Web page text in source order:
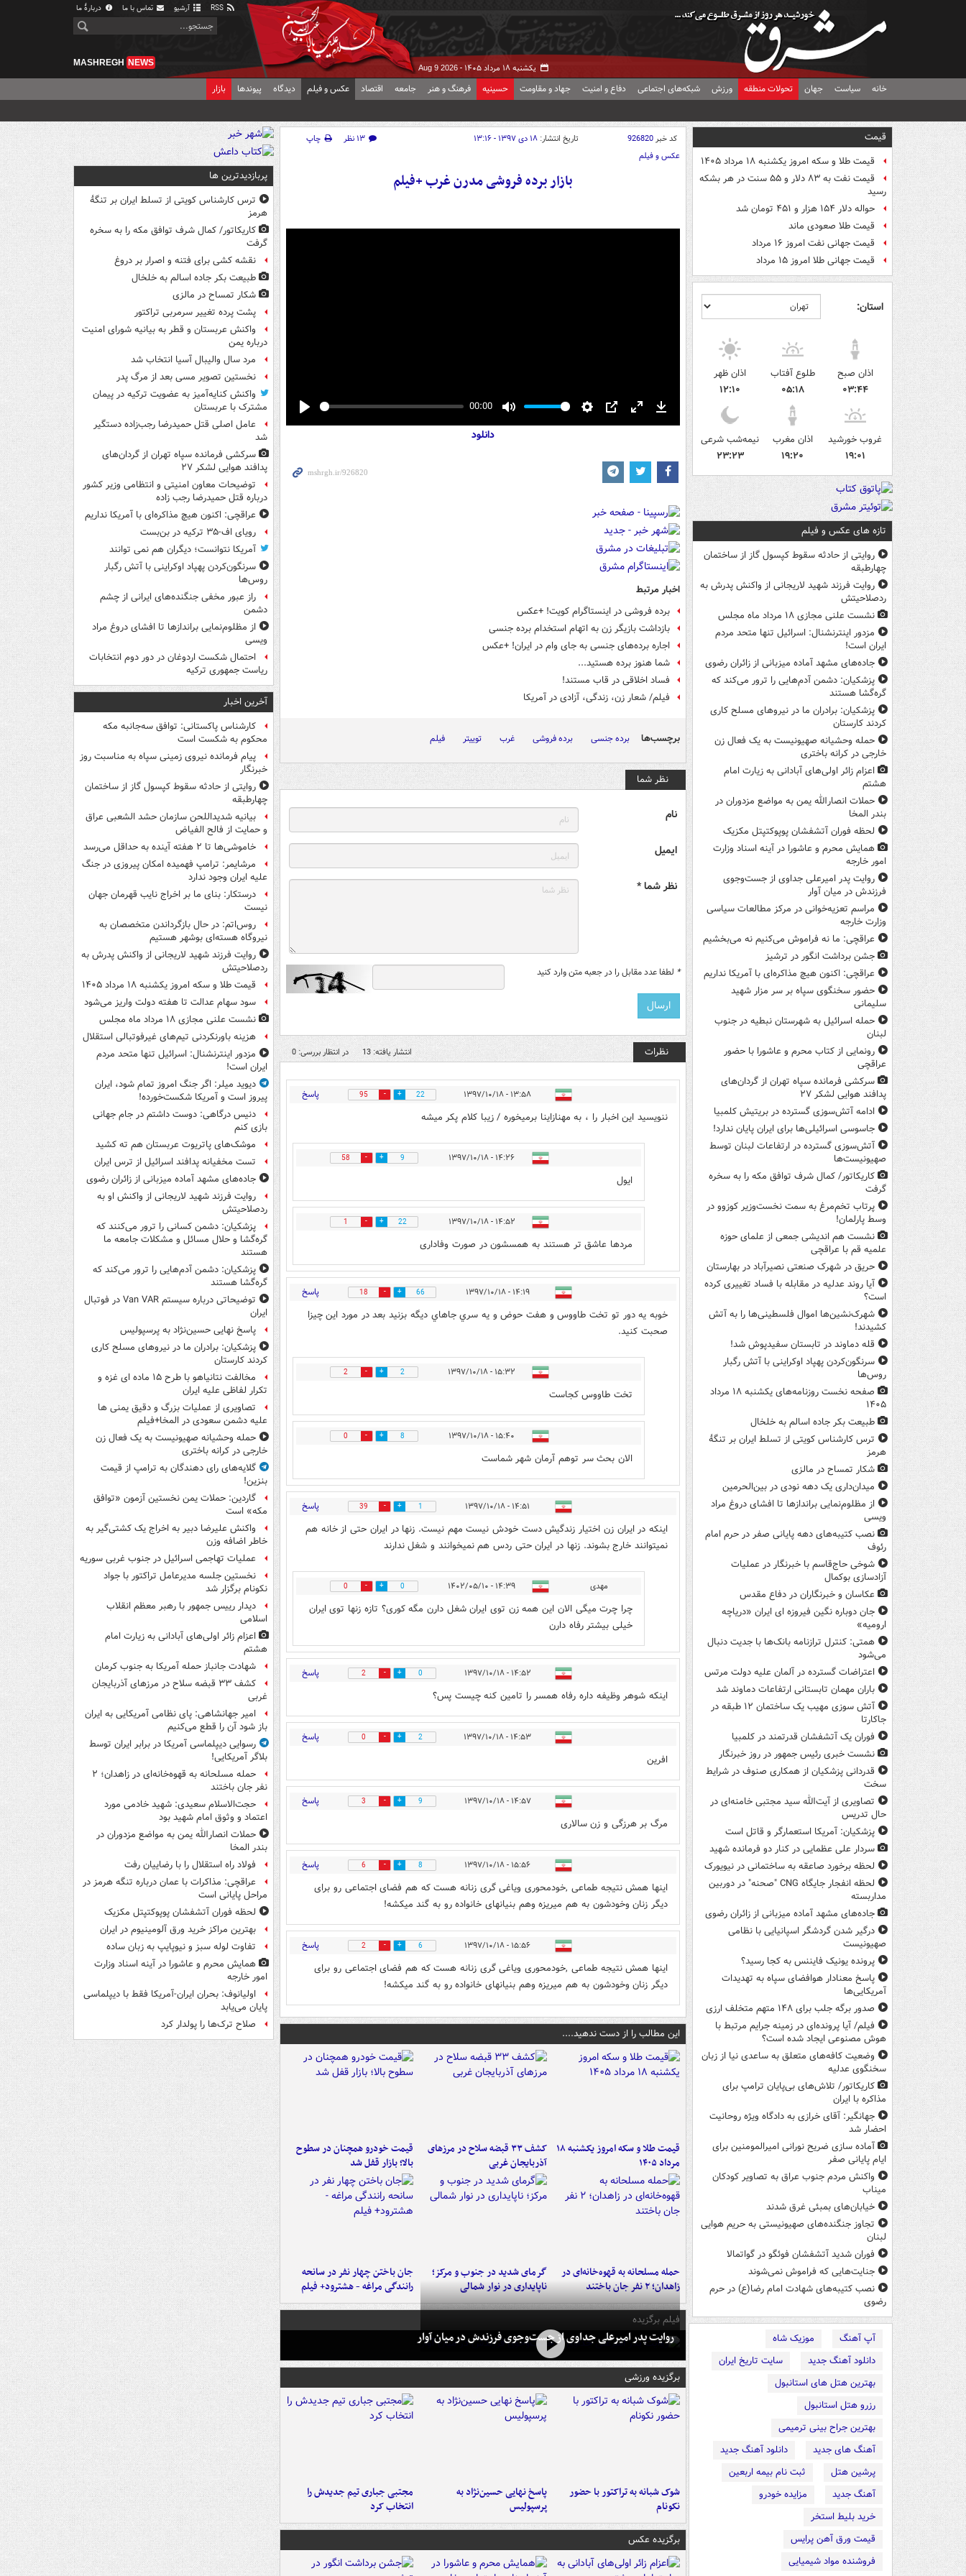
آرشیو تماس با ما دربارهٔ ما
یکشنبه ۱۸ مرداد ۱۴۰۵ - Aug 9 2026
MASHREGH NEWS
خانه سیاست جهان تحولات منطقه ورزش شبکه‌های اجتماعی دفاع و امنیت جهاد و مقاومت حسینیه فرهنگ و هنر جامعه اقتصاد عکس و فیلم دیدگاه پیوندها بازار
قیمت
قیمت طلا و سکه امروز یکشنبه ۱۸ مرداد ۱۴۰۵
قیمت نفت به ۸۳ دلار و ۵۵ سنت در هر بشکه
رسید
حواله دلار ۱۵۴ هزار و ۴۵۱ تومان شد
قیمت طلا صعودی ماند
قیمت جهانی نفت امروز ۱۶ مرداد
قیمت جهانی طلا امروز ۱۵ مرداد
استان:
اذان صبح
۰۳:۴۴
طلوع آفتاب
۰۵:۱۸
اذان ظهر
۱۲:۱۰
غروب خورشید
۱۹:۰۱
اذان مغرب
۱۹:۲۰
نیمه‌شب شرعی
۲۳:۲۳
تازه های عکس و فیلم
روایتی از حادثه سقوط کپسول گاز از ساختمان
چهارطبقه
روایت فرزند شهید لاریجانی از واکنش پدرش به
ردصلاحیتش
نشست علنی مجازی ۱۸ مرداد ماه مجلس
مزدور اینترنشنال: اسرائیل تنها متحد مردم
ایران است!
جاده‌های مشهد آماده میزبانی از زائران رضوی
پزشکیان: دشمن آدم‌هایی را ترور می‌کند که
گره‌گشا هستند
پزشکیان: برادران ما در نیروهای مسلح کاری
کردند کارستان
حمله وحشیانه صهیونیست به یک فعال زن
خارجی در کرانه باختری
اعزام زائر اولی‌های آبادانی به زیارت امام
هشتم
حملات انصارالله یمن به مواضع مزدوران در
بندر المخا
لحظه فوران آتشفشان پوپوکتپتل مکزیک
همایش محرم و عاشورا در آینه اسناد وزارت
امور خارجه
روایت پدر امیرعلی جداوی از جست‌وجوی
فرزندش در میان آوار
مراسم تعزیه‌خوانی در مرکز مطالعات سیاسی
وزارت خارجه
عراقچی: ما نه فراموش می‌کنیم نه می‌بخشیم
جشن برداشت انگور در ترشیز
عراقچی: اکنون هیچ مذاکره‌ای با آمریکا نداریم
حضور سخنگوی سپاه بر سر مزار شهید
سلیمانی
حمله اسرائیل به شهرستان نبطیه در جنوب
لبنان
رونمایی از کتاب محرم و عاشورا با حضور
عراقچی
سرکشی فرمانده سپاه تهران از گردان‌های
پدافند هوایی لشکر ۲۷
ادامه آتش‌سوزی گسترده در بریتیش کلمبیا
جاسوسی اسرائیلی‌ها برای ایران پایان ندارد!
آتش‌سوزی گسترده در ارتفاعات لبنان توسط
صهیونیست‌ها
کاریکاتور/ کمال شرف توافق مکه را به سخره
گرفت
پرتاب تخم‌مرغ به سمت نخست‌وزیر کوزوو در
وسط پارلمان!
نشست هم اندیشی جمعی از علمای حوزه
علمیه قم با عراقچی
حریق در شهرک صنعتی نصیرآباد در بهارستان
آیا روند عدلیه در مقابله با فساد تغییری کرده
است؟
شهرک‌نشین‌ها اموال فلسطینی‌ها را به آتش
کشیدند!
قله دماوند در تابستان سفیدپوش شد!
سرنگون‌کردن پهپاد اوکراینی با آتش رگبار
روس‌ها
صفحه نخست روزنامه‌های یکشنبه ۱۸ مرداد
۱۴۰۵
طبیعت بکر جاده اسالم به خلخال
ترس کارشناس کویتی از تسلط ایران بر تنگۀ
هرمز
شکار تمساح در مالزی
میدان‌داری یک دهه نودی در بین‌الحرمین
از مظلوم‌نمایی براندازها تا افشای دروغ مراد
ویسی
نصب کتیبه‌های دهه پایانی صفر در حرم امام
رئوف
شوخی حاج‌قاسم با خبرنگار در عملیات
آزادسازی بوکمال
عکاسان و خبرنگاران در دفاع مقدس
جان دوباره نگین فیروزه ای ایران «دریاچه
ارومیه»
همتی: کنترل ترازنامه بانک‌ها با جدیت دنبال
می‌شود
اعتراضات گسترده در آلمان علیه دولت مرتس
باران مهمان تابستانی ارتفاعات دماوند شد
آتش سوزی مهیب یک ساختمان ۱۲ طبقه در
جاکارتا
فوران یک آتشفشان قدرتمند در کلمبیا
نشست خبری رئیس جمهور در روز خبرنگار
قدردانی پزشکیان از همکاری صنوف در شرایط
سخت
تصاویری از آیت‌الله سید مجتبی خامنه‌ای در
حال تدریس
پزشکیان: آمریکا استعمارگر و قاتل است
سردار علی عظمایی در کنار دو فرمانده شهید
لحظه برخورد صاعقه به ساختمانی در نیویورک
لحظه انفجار جایگاه CNG "صحنه" در دوربین
مداربسته
جاده‌های مشهد آماده میزبانی از زائران رضوی
درگیر شدن گردشگر اسپانیایی با نظامی
صهیونیست
پرونده یونیک فایننس به کجا رسید؟
پاسخ معنادار هوافضای سپاه به تهدیدات
آمریکایی‌ها
صدور برگه جلب برای ۱۴۸ متهم متخلف ارزی
فیلم/ آیا پرونده‌ای در زمینه جرایم مرتبط با
هوش مصنوعی ایجاد شده است؟
وضعیت کافه‌های متعلق به ساعدی نیا از زبان
سخنگوی عدلیه
کاریکاتور/ تلاش‌های بی‌پایان ترامپ برای
مذاکره با ایران
جهانگیر: آقای خرازی به دادگاه ویژه روحانیت
احضار شد
آماده سازی ضریح نورانی امیرالمومنین برای
ایام پایانی صفر
واکنش مردم جنوب عراق به تصاویر کودکان
میناب
خیابان‌های بمبئی غرق شدند
تجاوز جنگنده‌های صهیونیستی به حریم هوایی
لبنان
فوران شدید آتشفشان فوئگو در گواتمالا
جنایت‌هایی که فراموش نمی‌شوند
نصب کتیبه‌های شهادت امام رضا(ع) در حرم
رضوی
آپ آهنگ
موزیک شاه
دانلود آهنگ جدید
سایت تاریخ ایران
بهترین هتل های استانبول
رزرو هتل استانبول
بهترین جراح بینی ترمیمی
آهنگ های جدید
دانلود آهنگ جدید
پرشین هتل
ثبت نام بیمه اربعین
آهنگ جدید
مزایده خودرو
خرید بلیط استخر
قیمت ورق آهن پرایس
فروشنده مواد شیمیایی
کد خبر926820 تاریخ انتشار: ۱۸ دی ۱۳۹۷ - ۱۳:۱۶ ۱۳ نظر
چاپ
عکس و فیلم
بازار برده فروشی مدرن غرب +فیلم
00:00
دانلود
اخبار مرتبط
برده فروشی در اینستاگرام کویت! +عکس
بازداشت بازیگر زن به اتهام استخدام برده جنسی
اجاره برده‌های جنسی به جای وام در ایران! +عکس
شما هنوز برده‌ هستید...
فساد اخلاقی در قاب مستند!
فیلم/ شعار زن، زندگی، آزادی در آمریکا
برچسب‌ها برده جنسی برده فروشی غرب توییتر فیلم
نظر شما
نام
ایمیل
نظر شما *
* لطفا عدد مقابل را در جعبه متن وارد کنید
نظرات انتشار یافته: 13 در انتظار بررسی: 0
۱۳:۵۸ - ۱۳۹۷/۱۰/۱۸ 22
95 پاسخ
ننویسید این اخبار را ، به مهنازاینا برمیخوره / زیبا کلام پکر میشه
۱۴:۲۶ - ۱۳۹۷/۱۰/۱۸ 9
58
ایول
۱۴:۵۲ - ۱۳۹۷/۱۰/۱۸ 22
1
مردها عاشق تر هستند به همسشون در صورت وفاداری
۱۴:۱۹ - ۱۳۹۷/۱۰/۱۸ 66
18 پاسخ
خوبه يه دور تو تخت طاووس و هفت حوض و يه سري جاهاي ديگه بزنيد بعد در مورد اين چيزا
صحبت كنيد.
۱۵:۳۲ - ۱۳۹۷/۱۰/۱۸ 2
2
تخت طاووس کجاست
۱۵:۴۰ - ۱۳۹۷/۱۰/۱۸ 8
0
الان بحث سر توهم آرمان شهر شماست
۱۴:۵۱ - ۱۳۹۷/۱۰/۱۸ 1
39 پاسخ
اینکه در ایران زن اختیار زندگیش دست خودش نیست مهم نیست. زنها در ایران حتی از خانه هم
نمیتوانند خارج بشوند. زنها در ایران حتی ردس هم نمیخوانند و شغل ندارند
مهدی ۱۴:۳۹ - ۱۴۰۲/۰۵/۱۰ 0
0
چرا چرت میگی الان این همه زن توی ایران شغل دارن مگه کوری؟ تازه زنها توی ایران
خیلی بیشتر رفاه دارن
۱۴:۵۲ - ۱۳۹۷/۱۰/۱۸ 0
2 پاسخ
اینکه شوهر وظیفه داره رفاه همسر را تامین کنه چیست پس؟
۱۴:۵۳ - ۱۳۹۷/۱۰/۱۸ 2
0 پاسخ
افرین
۱۴:۵۷ - ۱۳۹۷/۱۰/۱۸ 9
3 پاسخ
مرگ بر هرزگی و زن سالاری
۱۵:۵۶ - ۱۳۹۷/۱۰/۱۸ 8
6 پاسخ
اینها همش نتیجه طماعی ,خودمحوری ویاغی گری زنانه هست که هم فضای اجتماعی رو برای
دیگر زنان وخودشون به هم میریزه وهم بنیانهای خانواده رو به گند میکشه!
۱۵:۵۶ - ۱۳۹۷/۱۰/۱۸ 6
2 پاسخ
اینها همش نتیجه طماعی ,خودمحوری ویاغی گری زنانه هست که هم فضای اجتماعی رو برای
دیگر زنان وخودشون به هم میریزه وهم بنیانهای خانواده رو به گند میکشه!
این مطالب را از دست ندهید....
قیمت طلا و سکه امروز یکشنبه ۱۸
مرداد ۱۴۰۵
کشف ۳۳ قبضه سلاح در مرزهای
آذربایجان غربی
قیمت خودرو همچنان در سطوح
بالا؛ بازار قفل شد
حمله مسلحانه به قهوه‌خانه‌ای در
زاهدان؛ ۲ نفر جان باختند
گرمای شدید در جنوب و مرکز؛
ناپایداری در نوار شمالی
جان باختن چهار نفر در سانحه
رانندگی مراغه - هشترود+ فیلم
فیلم برگزیده
روایت پدر امیرعلی جداوی از جست‌وجوی فرزندش در میان آوار
برگزیده ورزشی
شوک شبانه به تراکتور با حضور
نکونام
پاسخ نهایی حسین‌نژاد به
پرسپولیس
مجتبی جباری تیم جدیدش را
انتخاب کرد
برگزیده عکس
پربازدیدترین ها
ترس کارشناس کویتی از تسلط ایران بر تنگۀ
هرمز
کاریکاتور/ کمال شرف توافق مکه را به سخره
گرفت
نقشه کشی برای فتنه و اصرار بر دروغ
طبیعت بکر جاده اسالم به خلخال
شکار تمساح در مالزی
پشت پرده تغییر سرمربی تراکتور
واکنش عربستان و قطر به بیانیه شورای امنیت
درباره یمن
مرد سال والیبال آسیا انتخاب شد
نخستین تصویر مسی بعد از مرگ پدر
واکنش کنایه‌آمیز به عضویت ترکیه در پیمان
مشترک با عربستان
عامل اصلی قتل حمیدرضا رجب‌زاده دستگیر
شد
سرکشی فرمانده سپاه تهران از گردان‌های
پدافند هوایی لشکر ۲۷
توضیحات معاون امنیتی و انتظامی وزیر کشور
درباره قتل حمیدرضا رجب زاده
عراقچی: اکنون هیچ مذاکره‌ای با آمریکا نداریم
رویای اف-۳۵ ترکیه در بن‌بست
آمریکا نتوانست؛ دیگران هم نمی توانند
سرنگون‌کردن پهپاد اوکراینی با آتش رگبار
روس‌ها
راز عبور مخفی جنگنده‌های ایرانی از چشم
دشمن
از مظلوم‌نمایی براندازها تا افشای دروغ مراد
ویسی
احتمال شکست اردوغان در دور دوم انتخابات
ریاست جمهوری ترکیه
آخرین اخبار
کارشناس پاکستانی: توافق سه‌جانبه مکه
محکوم به شکست است
پیام فرمانده نیروی زمینی سپاه به مناسبت روز
خبرنگار
روایتی از حادثه سقوط کپسول گاز از ساختمان
چهارطبقه
بیانیه شدیداللحن سازمان حشد الشعبی عراق
و حمایت از فالح الفیاض
خاموشی‌ها تا ۲ هفته آینده به حداقل می‌رسد
مرشایمر: ترامپ فهمیده امکان پیروزی در جنگ
علیه ایران وجود ندارد
درستکار: بنای ما بر اخراج نایب قهرمان جهان
نیست
روس‌اتم: در حال بازگرداندن متخصصان به
نیروگاه هسته‌ای بوشهر هستیم
روایت فرزند شهید لاریجانی از واکنش پدرش به
ردصلاحیتش
قیمت طلا و سکه امروز یکشنبه ۱۸ مرداد ۱۴۰۵
سود سهام عدالت تا هفته دولت واریز می‌شود
نشست علنی مجازی ۱۸ مرداد ماه مجلس
هزینه باورنکردنی تیم‌های غیرفوتبالی استقلال
مزدور اینترنشنال: اسرائیل تنها متحد مردم
ایران است!
دیوید میلر: اگر جنگ امروز تمام شود، ایران
پیروز است و آمریکا شکست‌خورده!
دنیس درگاهی: دوست داشتم در جام جهانی
بازی کنم
موشک‌های پاتریوت عربستان هم ته‌ کشید
تست مخفیانه پدافند اسرائیل از ترس ایران
جاده‌های مشهد آماده میزبانی از زائران رضوی
روایت فرزند شهید لاریجانی از واکنش او به
ردصلاحیتش
پزشکیان: دشمن کسانی را ترور می‌کنند که
گره‌گشا و حلال مسائل و مشکلات جامعه ما
هستند
پزشکیان: دشمن آدم‌هایی را ترور می‌کند که
گره‌گشا هستند
توضیحاتی درباره سیستم Van VAR در فوتبال
ایران
پاسخ نهایی حسین‌نژاد به پرسپولیس
پزشکیان: برادران ما در نیروهای مسلح کاری
کردند کارستان
مخالفت نتانیاهو با طرح ۱۵ ماده ای غزه و
تکرار لفاظی علیه ایران
تصاویری از عملیات بزرگ و دقیق یمنی ها
علیه دشمن سعودی در المخا+فیلم
حمله وحشیانه صهیونیست به یک فعال زن
خارجی در کرانه باختری
گلایه‌های رای دهندگان به ترامپ از قیمت
بنزین!
گاردین: حملات یمن نخستین آزمون «توافق
مکه» است
واکنش علیرضا دبیر به اخراج یک کشتی‌گیر به
خاطر اضافه وزن
عملیات تهاجمی اسرائیل در جنوب غربی سوریه
نخستین جلسه مدیرعامل تراکتور با جواد
نکونام برگزار شد
دیدار رییس جمهور با رهبر معظم انقلاب
اسلامی
اعزام زائر اولی‌های آبادانی به زیارت امام
هشتم
شهادت جانباز حمله آمریکا به جنوب کرمان
کشف ۳۳ قبضه سلاح در مرزهای آذربایجان
غربی
امیر جهانشاهی: پای نظامی آمریکایی به ایران
باز شود آن را قطع می‌کنیم
رسوایی دیپلماسی آمریکا در برابر ایران توسط
بلاگر آمریکایی!
حمله مسلحانه به قهوه‌خانه‌ای در زاهدان؛ ۲
نفر جان باختند
حجت‌الاسلام سعیدی: شهید خادمی مورد
اعتماد و وثوق امام شهید بود
حملات انصارالله یمن به مواضع مزدوران در
بندر المخا
فولاد راه استقلال را با رضاییان رفت
عراقچی: مذاکرات با عمان درباره تنگه هرمز در
مراحل پایانی است
لحظه فوران آتشفشان پوپوکتپتل مکزیک
بهترین مراکز خرید ورق آلومینیوم در ایران
تفاوت لوله سبز و نیوپایپ به زبان ساده
همایش محرم و عاشورا در آینه اسناد وزارت
امور خارجه
اولیانوف: بحران ایران-آمریکا فقط با دیپلماسی
پایان می‌یابد
صلاح ترک‌ها را پولدار کرد